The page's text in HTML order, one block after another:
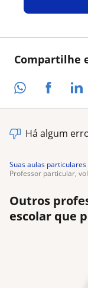
Compartilhe
Há algum
Suas aulas particulares
professor particular,
Outros
escolar que